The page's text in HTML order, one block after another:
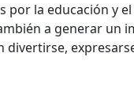
la educación y
a generar un